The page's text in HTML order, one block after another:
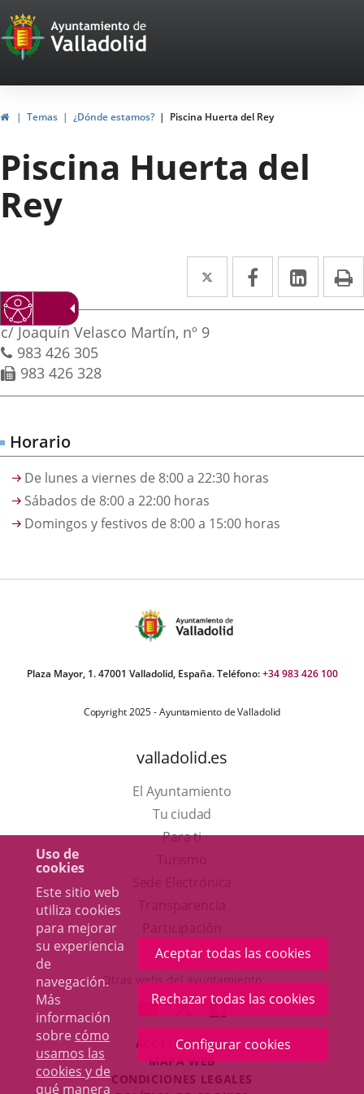
Uso de
cookies
Este sitio web
utiliza cookies
para mejorar
su experiencia
de
navegación.
Más
información
sobre cómo
usamos las
cookies y de
qué manera
Aceptar todas las cookies
Rechazar todas las cookies
Configurar cookies
Portal
Web
del
Ayuntamiento
de
Valladolid
InicioTemas ¿Dónde estamos? Piscina Huerta del Rey
Piscina Huerta del
Rey
Twitter
Enlace
a
Facebook
Enlace
a
Enlace
a
Dirección
postal
c/ Joaquín Velasco Martín, nº 9
Teléfonos
983 426 305
Fax
983 426 328
Horario
De lunes a viernes de 8:00 a 22:30 horas
Sábados de 8:00 a 22:00 horas
Domingos y festivos de 8:00 a 15:00 horas
Plaza Mayor, 1. 47001 Valladolid, España. Teléfono:+34 983 426 100
Copyright 2025 - Ayuntamiento de Valladolid
valladolid.es
El Ayuntamiento
Tu ciudad
Para ti
en
una
ventana
nueva.
aplicación
externa.
Otras webs del ayuntamiento
ENLACE
A
UNA
APLICACIÓN
EXTERNA.
ENLACE
A
UNA
APLICACIÓN
EXTERNA.
ENLACE
A
UNA
EXTERNA.
ACCESIBILIDAD
MAPA WEB
CONDICIONES LEGALES